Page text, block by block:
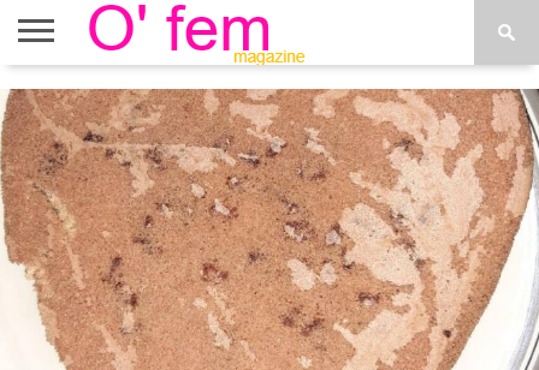
ACCUEIL
ACTU
O’FEM
ÉTOILES
DÉCONSTRUIRE
WEB
TV
PLUS
DE
MENUS